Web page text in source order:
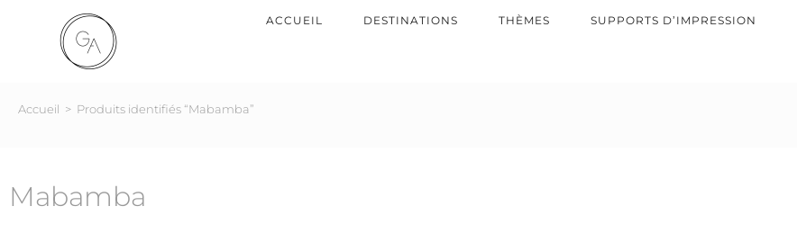
ACCUEIL DESTINATIONS THÈMES SUPPORTS D’IMPRESSION
Accueil > Produits identifiés “Mabamba”
Mabamba